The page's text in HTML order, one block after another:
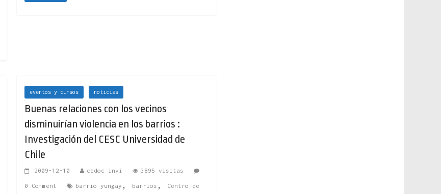
eventos y cursos noticias
Buenas relaciones con los vecinos
disminuirían violencia en los barrios :
Investigación del CESC Universidad de
Chile
2009-12-10 cedoc invi 3895 visitas
0 Comment barrio yungay , barrios , Centro de